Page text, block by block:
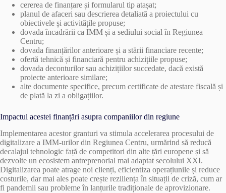
cererea de finanțare și formularul tip atașat;
planul de afaceri sau descrierea detaliată a proiectului cu
obiectivele și activitățile propuse;
dovada încadrării ca IMM și a sediului social în Regiunea
Centru;
dovada finanțărilor anterioare și a stării financiare recente;
ofertă tehnică și financiară pentru achizițiile propuse;
dovada deconturilor sau achizițiilor succedate, dacă există
proiecte anterioare similare;
alte documente specifice, precum certificate de atestare fiscală și
de plată la zi a obligațiilor.
Impactul acestei finanțări asupra companiilor din regiune
Implementarea acestor granturi va stimula accelerarea procesului de
digitalizare a IMM-urilor din Regiunea Centru, urmărind să reducă
decalajul tehnologic față de competitori din alte țări europene și să
dezvolte un ecosistem antreprenorial mai adaptat secolului XXI.
Digitalizarea poate atrage noi clienți, eficientiza operațiunile și reduce
costurile, dar mai ales poate crește reziliența în situații de criză, cum ar
fi pandemii sau probleme în lanțurile tradiționale de aprovizionare.